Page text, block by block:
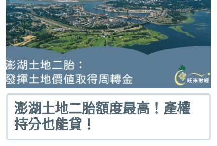
澎湖土地二胎額度最高！產權
持分也能貸！